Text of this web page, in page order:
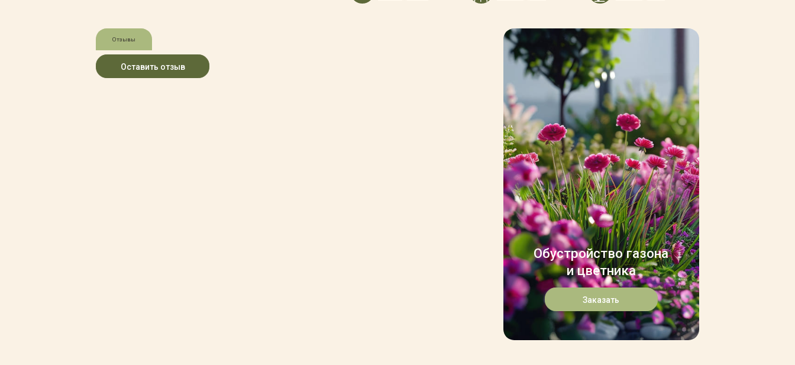
Полезная литература
Прайс-листы
Отзывы
Оставить отзыв
Обустройство газона
и цветника
Заказать